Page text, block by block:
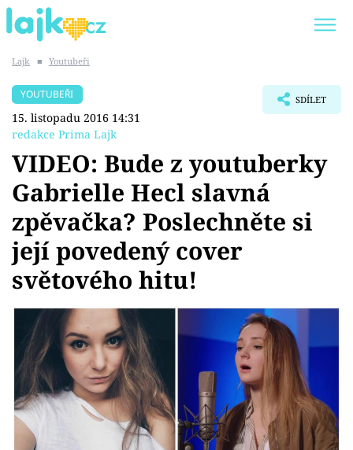
SHOPAHOLICADEL
Témata
Showbyznys
Youtubeři
Virály
Sex a vztahy
Videa
Sledujte prima+
Lajk ■ Youtubeři
YOUTUBEŘI
15. listopadu 2016 14:31
redakce Prima Lajk
SDÍLET
VIDEO: Bude z youtuberky
Gabrielle Hecl slavná
zpěvačka? Poslechněte si
její povedený cover
světového hitu!